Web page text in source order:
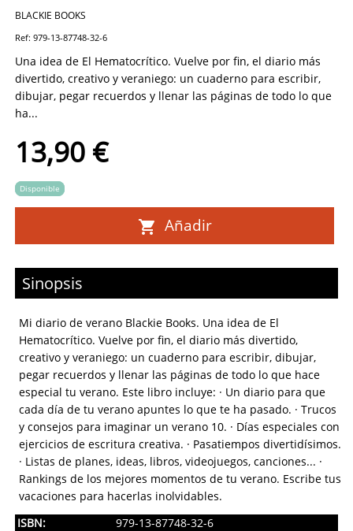
BLACKIE BOOKS
Ref: 979-13-87748-32-6
Una idea de El Hematocrítico. Vuelve por fin, el diario más
divertido, creativo y veraniego: un cuaderno para escribir,
dibujar, pegar recuerdos y llenar las páginas de todo lo que
ha...
13,90 €
Disponible
Añadir
Sinopsis
Mi diario de verano Blackie Books. Una idea de El
Hematocrítico. Vuelve por fin, el diario más divertido,
creativo y veraniego: un cuaderno para escribir, dibujar,
pegar recuerdos y llenar las páginas de todo lo que hace
especial tu verano. Este libro incluye: · Un diario para que
cada día de tu verano apuntes lo que te ha pasado. · Trucos
y consejos para imaginar un verano 10. · Días especiales con
ejercicios de escritura creativa. · Pasatiempos divertidísimos.
· Listas de planes, ideas, libros, videojuegos, canciones... ·
Rankings de los mejores momentos de tu verano. Escribe tus
vacaciones para hacerlas inolvidables.
ISBN:
979-13-87748-32-6